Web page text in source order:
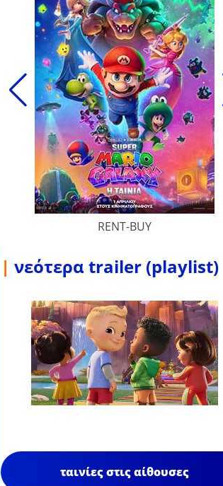
RENT-BUY
| νεότερα trailer (playlist)
1/85
ταινίες στις αίθουσες